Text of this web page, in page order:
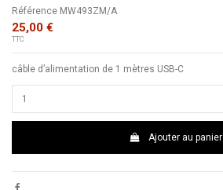
Référence MW493ZM/A
25,00 €
TTC
câble d’alimentation de 1 mètres USB-C
Ajouter au panier